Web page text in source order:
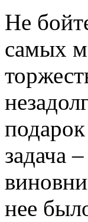
Не
самых
задача
нее